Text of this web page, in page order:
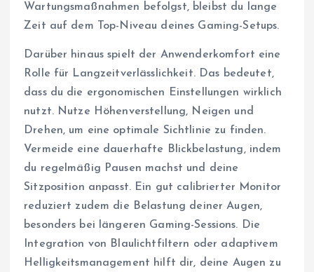
Wartungsmaßnahmen befolgst, bleibst du lange
Zeit auf dem Top-Niveau deines Gaming-Setups.
Darüber hinaus spielt der Anwenderkomfort eine
Rolle für Langzeitverlässlichkeit. Das bedeutet,
dass du die ergonomischen Einstellungen wirklich
nutzt. Nutze Höhenverstellung, Neigen und
Drehen, um eine optimale Sichtlinie zu finden.
Vermeide eine dauerhafte Blickbelastung, indem
du regelmäßig Pausen machst und deine
Sitzposition anpasst. Ein gut calibrierter Monitor
reduziert zudem die Belastung deiner Augen,
besonders bei längeren Gaming-Sessions. Die
Integration von Blaulichtfiltern oder adaptivem
Helligkeitsmanagement hilft dir, deine Augen zu